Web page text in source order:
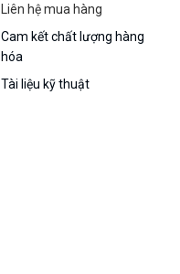
Liên hệ mua hàng
Cam kết chất lượng hàng
hóa
Tài liệu kỹ thuật